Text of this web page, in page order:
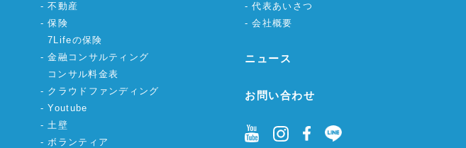
不動産
保険
7Lifeの保険
金融コンサルティング
コンサル料金表
クラウドファンディング
Youtube
土壁
ボランティア
代表あいさつ
会社概要
ニュース
お問い合わせ